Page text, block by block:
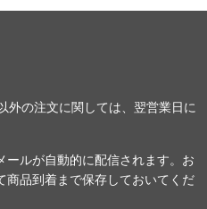
外の注文に関しては、翌営業日に
ールが自動的に配信されます。お
商品到着まで保存しておいてくだ